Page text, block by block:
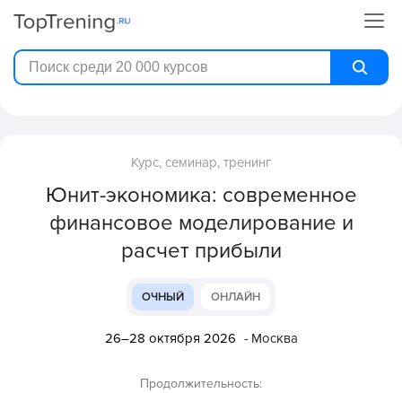
Курс, семинар, тренинг
Юнит-экономика: современное
финансовое моделирование и
расчет прибыли
ОЧНЫЙ ОНЛАЙН
26–28 октября 2026 - Москва
Продолжительность: